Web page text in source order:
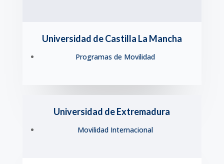
Universidad de Castilla La Mancha
Programas de Movilidad
Universidad de Extremadura
Movilidad Internacional